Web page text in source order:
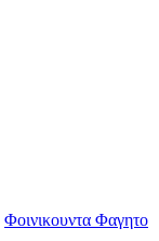
Φοινικουντα Φαγητο